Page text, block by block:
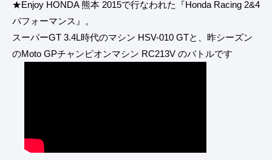
★Enjoy HONDA 熊本 2015で行なわれた『Honda Racing 2&4
パフォーマンス』。
スーパーGT 3.4L時代のマシン HSV-010 GTと、昨シーズン
のMoto GPチャンピオンマシン RC213V のバトルです